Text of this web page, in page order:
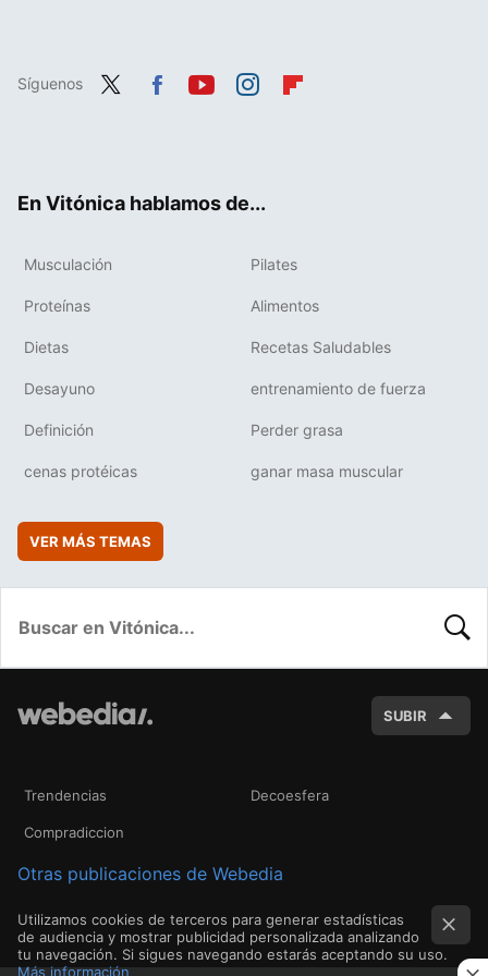
Síguenos
En Vitónica hablamos de...
Musculación Pilates
Proteínas Alimentos
Dietas Recetas Saludables
Desayuno entrenamiento de fuerza
Definición Perder grasa
cenas protéicas ganar masa muscular
VER MÁS TEMAS
SUBIR
Trendencias Decoesfera
Compradiccion
Otras publicaciones de Webedia
Utilizamos cookies de terceros para generar estadísticas
de audiencia y mostrar publicidad personalizada analizando
tu navegación. Si sigues navegando estarás aceptando su uso.
Más información